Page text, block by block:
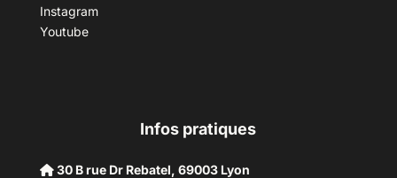
Instagram
Youtube
Infos pratiques
30 B rue Dr Rebatel, 69003 Lyon